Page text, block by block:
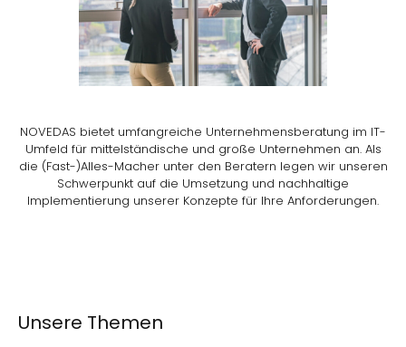
NOVEDAS bietet umfangreiche Unternehmensberatung im IT-
Umfeld für mittelständische und große Unternehmen an. Als
die (Fast-)Alles-Macher unter den Beratern legen wir unseren
Schwerpunkt auf die Umsetzung und nachhaltige
Implementierung unserer Konzepte für Ihre Anforderungen.
Unsere Themen